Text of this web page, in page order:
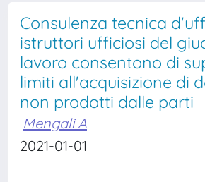
Consulenza tecnica
istruttori ufficiosi del
lavoro consentono di
limiti all'acquisizione di
non prodotti dalle parti
Mengali A
2021-01-01